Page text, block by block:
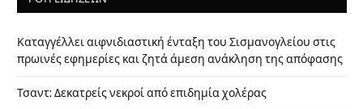
Καταγγέλλει αιφνιδιαστική ένταξη του Σισμανογλείου στις
πρωινές εφημερίες και ζητά άμεση ανάκληση της απόφασης
Τσαντ: Δεκατρείς νεκροί από επιδημία χολέρας